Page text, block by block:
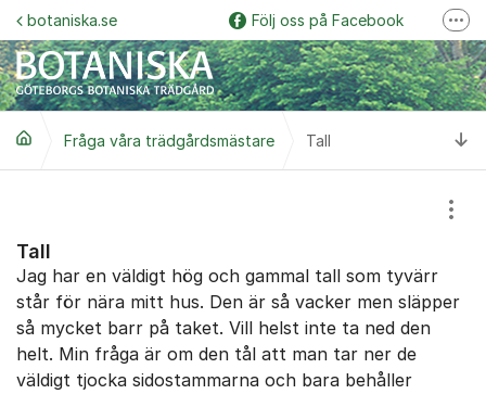
Hoppa till innehåll
botaniska.se Följ oss på Facebook
Följ oss på Instagram
Botaniska trädgårdspodden
Botaniskas vänner
Garden Explorer
Fråga våra trädgårdsmästare Tall
Tall
Jag har en väldigt hög och gammal tall som tyvärr
står för nära mitt hus. Den är så vacker men släpper
så mycket barr på taket. Vill helst inte ta ned den
helt. Min fråga är om den tål att man tar ner de
väldigt tjocka sidostammarna och bara behåller